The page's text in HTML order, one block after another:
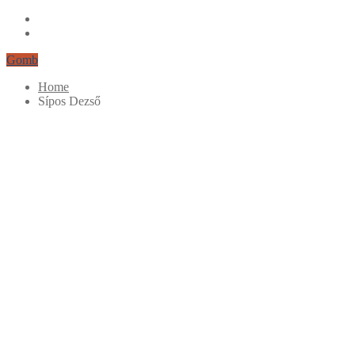
Gomb
Home
Sípos Dezső